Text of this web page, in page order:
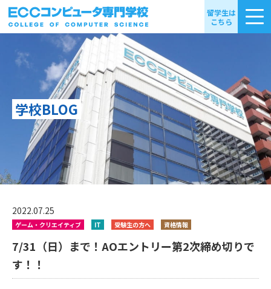
留学生は
こちら
学校BLOG
2022.07.25
ゲーム・クリエイティブ IT 受験生の方へ 資格情報
7/31（日）まで！AOエントリー第2次締め切りで
す！！